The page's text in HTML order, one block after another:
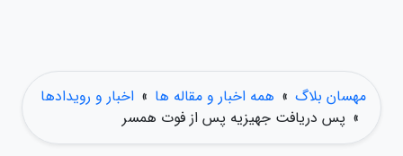
مهسان بلاگ » همه اخبار و مقاله ها » اخبار و رویدادها
» پس دریافت جهیزیه پس از فوت همسر